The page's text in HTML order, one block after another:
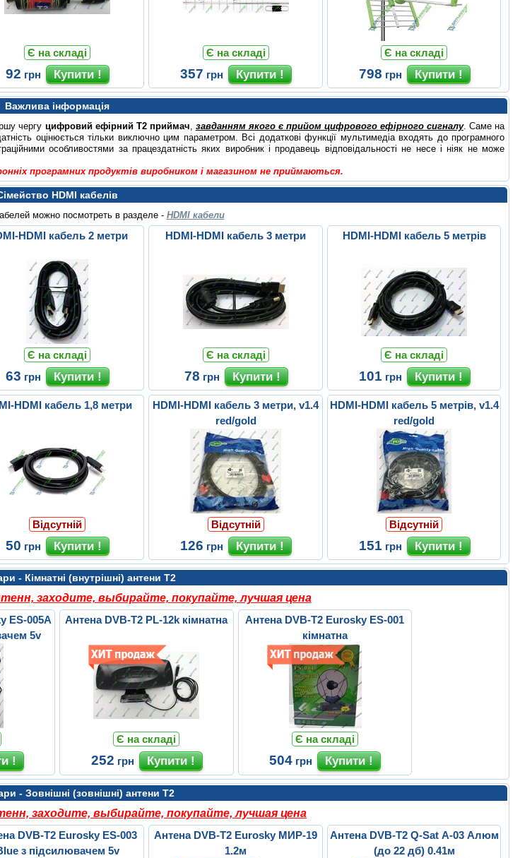
Є на складі
92 грн
Є на складі
357 грн
Є на складі
798 грн
Важлива інформація
чергу цифровий ефірний Т2 приймач, завданням якого є прийом цифрового ефірного сигналу. Саме на
оцінюється тільки виключно цим параметром. Всі додаткові функції мультимедіа входять до програмного
особливостями за працездатність яких виробник і продавець відповідальності не несе і ніяк не може
програмних продуктів виробником і магазином не приймаються.
HDMI кабелів
можно посмотреть в разделе - HDMI кабели
HDMI кабель 2 метри
Є на складі
63 грн
HDMI-HDMI кабель 3 метри
Є на складі
78 грн
HDMI-HDMI кабель 5 метрів
Є на складі
101 грн
HDMI кабель 1,8 метри
Відсутній
50 грн
HDMI-HDMI кабель 3 метри, v1.4
red/gold
Відсутній
126 грн
HDMI-HDMI кабель 5 метрів, v1.4
red/gold
Відсутній
151 грн
- Кімнатні (внутрішні) антени Т2
заходите, выбирайте, покупайте, лучшая цена
ES-005A
5v
Антена DVB-T2 PL-12k кімнатна
Є на складі
252 грн
Антена DVB-T2 Eurosky ES-001
кімнатна
Є на складі
504 грн
- Зовнішні (зовнішні) антени Т2
заходите, выбирайте, покупайте, лучшая цена
DVB-T2 Eurosky ES-003
з підсилювачем 5v
Антена DVB-T2 Eurosky МИР-19
1.2м
Антена DVB-T2 Q-Sat A-03 Алюм
(до 22 дб) 0.41м